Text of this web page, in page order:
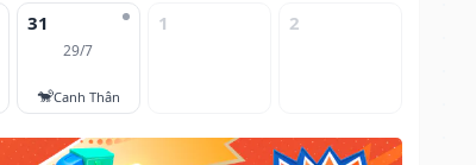
31
29/7
🐒Canh Thân
1 2